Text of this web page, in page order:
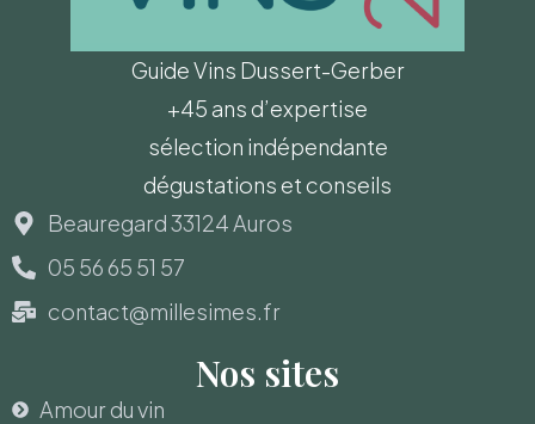
Guide Vins Dussert-Gerber
+45 ans d’expertise
sélection indépendante
dégustations et conseils
Beauregard 33124 Auros
05 56 65 51 57
contact@millesimes.fr
Nos sites
Amour du vin